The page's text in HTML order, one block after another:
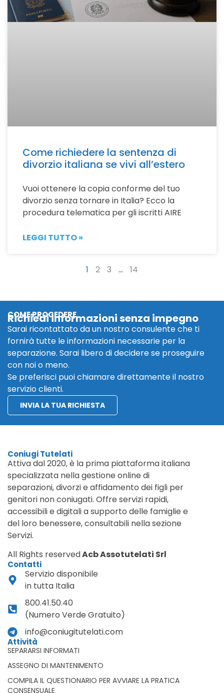
Come richiedere la sentenza di
divorzio italiana se vivi all’estero
Vuoi ottenere la copia conforme del tuo
divorzio senza tornare in Italia? Ecco la
procedura telematica per gli iscritti AIRE
LEGGI TUTTO »
1 2 3 … 14
COME PROCEDERE
Richiedi informazioni senza impegno
Sarai ricontattato da un nostro consulente che ti
fornirà tutte le informazioni necessarie per la
separazione. Sarai libero di decidere se proseguire
con noi o meno.
Se preferisci puoi chiamare direttamente il nostro
servizio clienti.
INVIA LA TUA RICHIESTA
Coniugi Tutelati
Attiva dal 2020, è la prima piattaforma italiana
specializzata nella gestione online di
separazioni, divorzi e affidamento dei figli per
genitori non coniugati. Offre servizi rapidi,
accessibili e digitali a supporto delle famiglie e
del loro benessere, consultabili nella sezione
Servizi.
All Rights reservedAcb Assotutelati Srl
Contatti
Servizio disponibile
in tutta Italia
800.41.50.40
(Numero Verde Gratuito)
info@coniugitutelati.com
Attività
SEPARARSI INFORMATI
ASSEGNO DI MANTENIMENTO
COMPILA IL QUESTIONARIO PER AVVIARE LA PRATICA
CONSENSUALE